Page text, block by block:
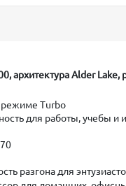
архитектура Alder
режиме Turbo
для работы, учебы и
разгона для